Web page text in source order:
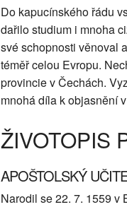
Do kapucínského řádu
dařilo studium i mnoha
své schopnosti věnoval
téměř celou Evropu.
provincie v Čechách.
mnohá díla k objasnění
ŽIVOTOPIS
APOŠTOLSKÝ
Narodil se 22. 7. 1559 v